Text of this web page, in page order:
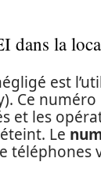
dans la
est
Ce
et les
Le
téléphones